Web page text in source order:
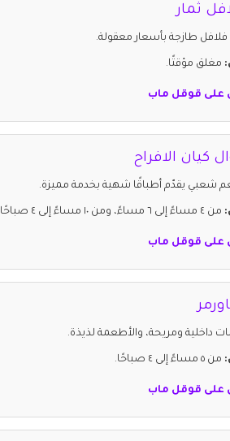
ثمار
فلافل طازجة بأسعار معقولة.
مغلق مؤقتًا.
قوقل ماب
الافراح
شعبي يقدّم أطباقًا شهية بخدمة مميزة.
من ٤ مساءً إلى ٦ مساءً، ومن ١٠ مساءً إلى ٤ صباحًا.
قوقل ماب
داخلية ومريحة، والأطعمة لذيذة.
من ٥ مساءً إلى ٤ صباحًا.
قوقل ماب